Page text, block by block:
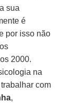
sua
é
por isso não
2000.
na
com
,